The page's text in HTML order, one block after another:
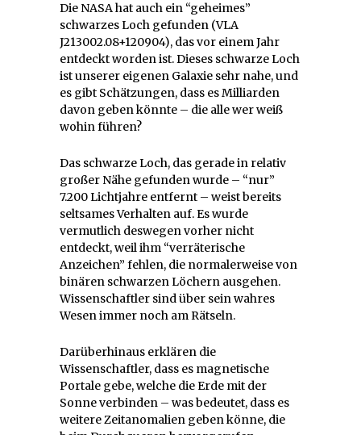
Die NASA hat auch ein “geheimes”
schwarzes Loch gefunden (VLA
J213002.08+120904), das vor einem Jahr
entdeckt worden ist. Dieses schwarze Loch
ist unserer eigenen Galaxie sehr nahe, und
es gibt Schätzungen, dass es Milliarden
davon geben könnte – die alle wer weiß
wohin führen?
Das schwarze Loch, das gerade in relativ
großer Nähe gefunden wurde – “nur”
7.200 Lichtjahre entfernt – weist bereits
seltsames Verhalten auf. Es wurde
vermutlich deswegen vorher nicht
entdeckt, weil ihm “verräterische
Anzeichen” fehlen, die normalerweise von
binären schwarzen Löchern ausgehen.
Wissenschaftler sind über sein wahres
Wesen immer noch am Rätseln.
Darüberhinaus erklären die
Wissenschaftler, dass es magnetische
Portale gebe, welche die Erde mit der
Sonne verbinden – was bedeutet, dass es
weitere Zeitanomalien geben könne, die